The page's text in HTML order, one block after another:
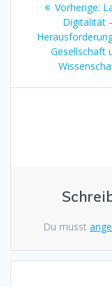
Vorherige:
Digitalität
Gesellschaft
Du musst